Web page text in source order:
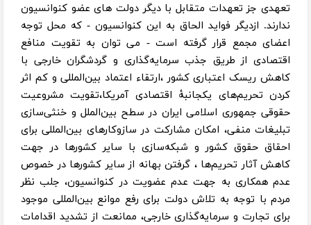
تعهدی جز تعهدات متقابل با دیگر دولت های عضو کنوانسیون
ندارند. ازدیگر فواید الحاق به این کنوانسیون - که محل توجه
اعضای مجمع قرار گرفته است - می توان به تقویت منافع
اقتصادی از طریق جذب سرمایه‌گذاری و گردشگران خارجی با
کاهش ریسک اعتباری کشور ،ارتقاء اعتماد بین‌المللی و کم اثر
کردن تحریم‌های یکجانبۀ اقتصادی آمریکا،تقویت مشروعیت
حقوقی جمهوری اسلامی ایران در سطح بین‌الملل و خنثی‌سازی
تبلیغات منفی، امکان مشارکت در سازوکارهای بین‌المللی برای
احقاق حقوق کشور و شبکه‌سازی با سایر کشورها در جهت
کاهش آثار تحریم‌ها ، گرفتن بهانه از سایر کشورها در خصوص
عدم همکاری به جهت عدم عضویت در کنوانسیون‌، جلب نظر
مردم با توجه به تلاش دولت برای رفع موانع بین‌المللی موجود
برای تجارت و سرمایه‌گذاری خارجی، ممانعت از تشدید اقدامات